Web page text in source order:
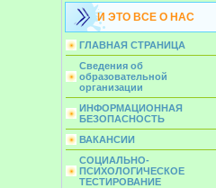
И ЭТО ВСЕ О НАС
ГЛАВНАЯ СТРАНИЦА
Сведения об
образовательной
организации
ИНФОРМАЦИОННАЯ
БЕЗОПАСНОСТЬ
ВАКАНСИИ
СОЦИАЛЬНО-
ПСИХОЛОГИЧЕСКОЕ
ТЕСТИРОВАНИЕ